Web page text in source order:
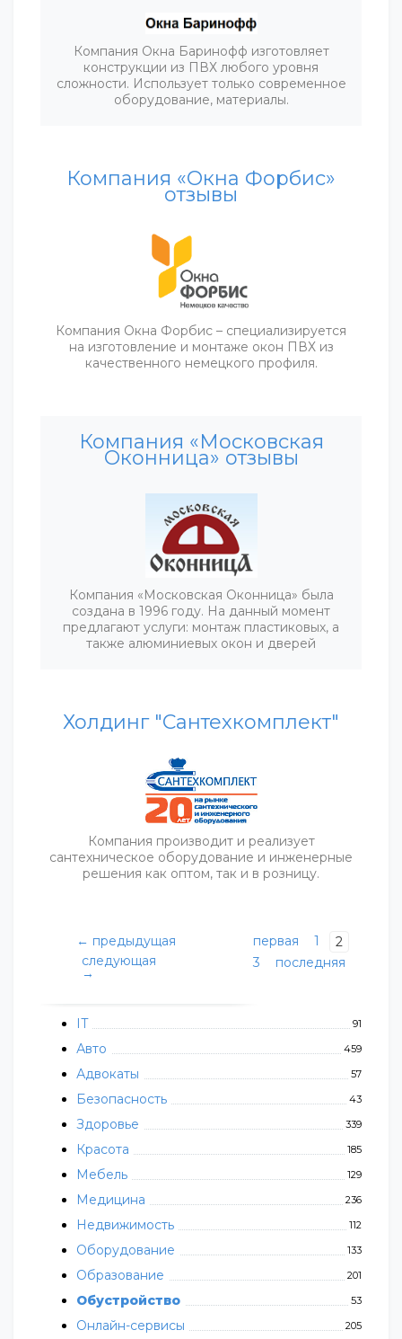
IT 91
Авто 459
Адвокаты 57
Безопасность 43
Здоровье 339
Красота 185
Мебель 129
Медицина 236
Недвижимость 112
Оборудование 133
Образование 201
Обустройство 53
Онлайн-сервисы 205
Компания Окна Баринофф изготовляет
конструкции из ПВХ любого уровня
сложности. Использует только современное
оборудование, материалы.
Компания «Окна Форбис»
отзывы
Компания Окна Форбис – специализируется
на изготовление и монтаже окон ПВХ из
качественного немецкого профиля.
Компания «Московская
Оконница» отзывы
Компания «Московская Оконница» была
создана в 1996 году. На данный момент
предлагают услуги: монтаж пластиковых, а
также алюминиевых окон и дверей
Холдинг "Сантехкомплект"
Компания производит и реализует
сантехническое оборудование и инженерные
решения как оптом, так и в розницу.
← предыдущая
следующая
→
первая 1
2
3
последняя